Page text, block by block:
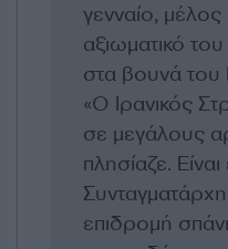
γενναίο,
αξιωματικό
στα βουνά του
«Ο Ιρανικός
σε μεγάλους
πλησίαζε.
επιδρομή